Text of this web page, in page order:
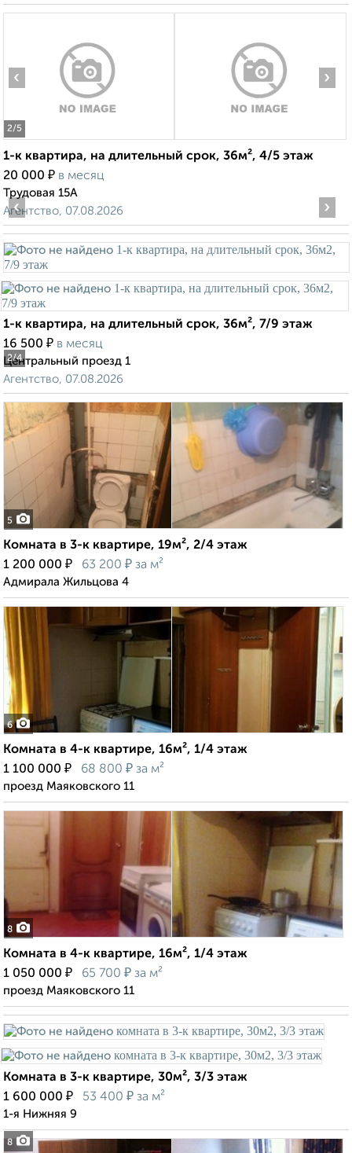
2/5
‹ ›
1-к квартира, на длительный срок, 36м², 4/5 этаж
20 000 ₽ в месяц
Трудовая 15А
Агентство, 07.08.2026
2/4
‹ ›
1-к квартира, на длительный срок, 36м², 7/9 этаж
16 500 ₽ в месяц
Центральный проезд 1
Агентство, 07.08.2026
5
Комната в 3-к квартире, 19м², 2/4 этаж
1 200 000 ₽ 63 200 ₽ за м²
Адмирала Жильцова 4
6
Комната в 4-к квартире, 16м², 1/4 этаж
1 100 000 ₽ 68 800 ₽ за м²
проезд Маяковского 11
8
Комната в 4-к квартире, 16м², 1/4 этаж
1 050 000 ₽ 65 700 ₽ за м²
проезд Маяковского 11
8
Комната в 3-к квартире, 30м², 3/3 этаж
1 600 000 ₽ 53 400 ₽ за м²
1-я Нижняя 9